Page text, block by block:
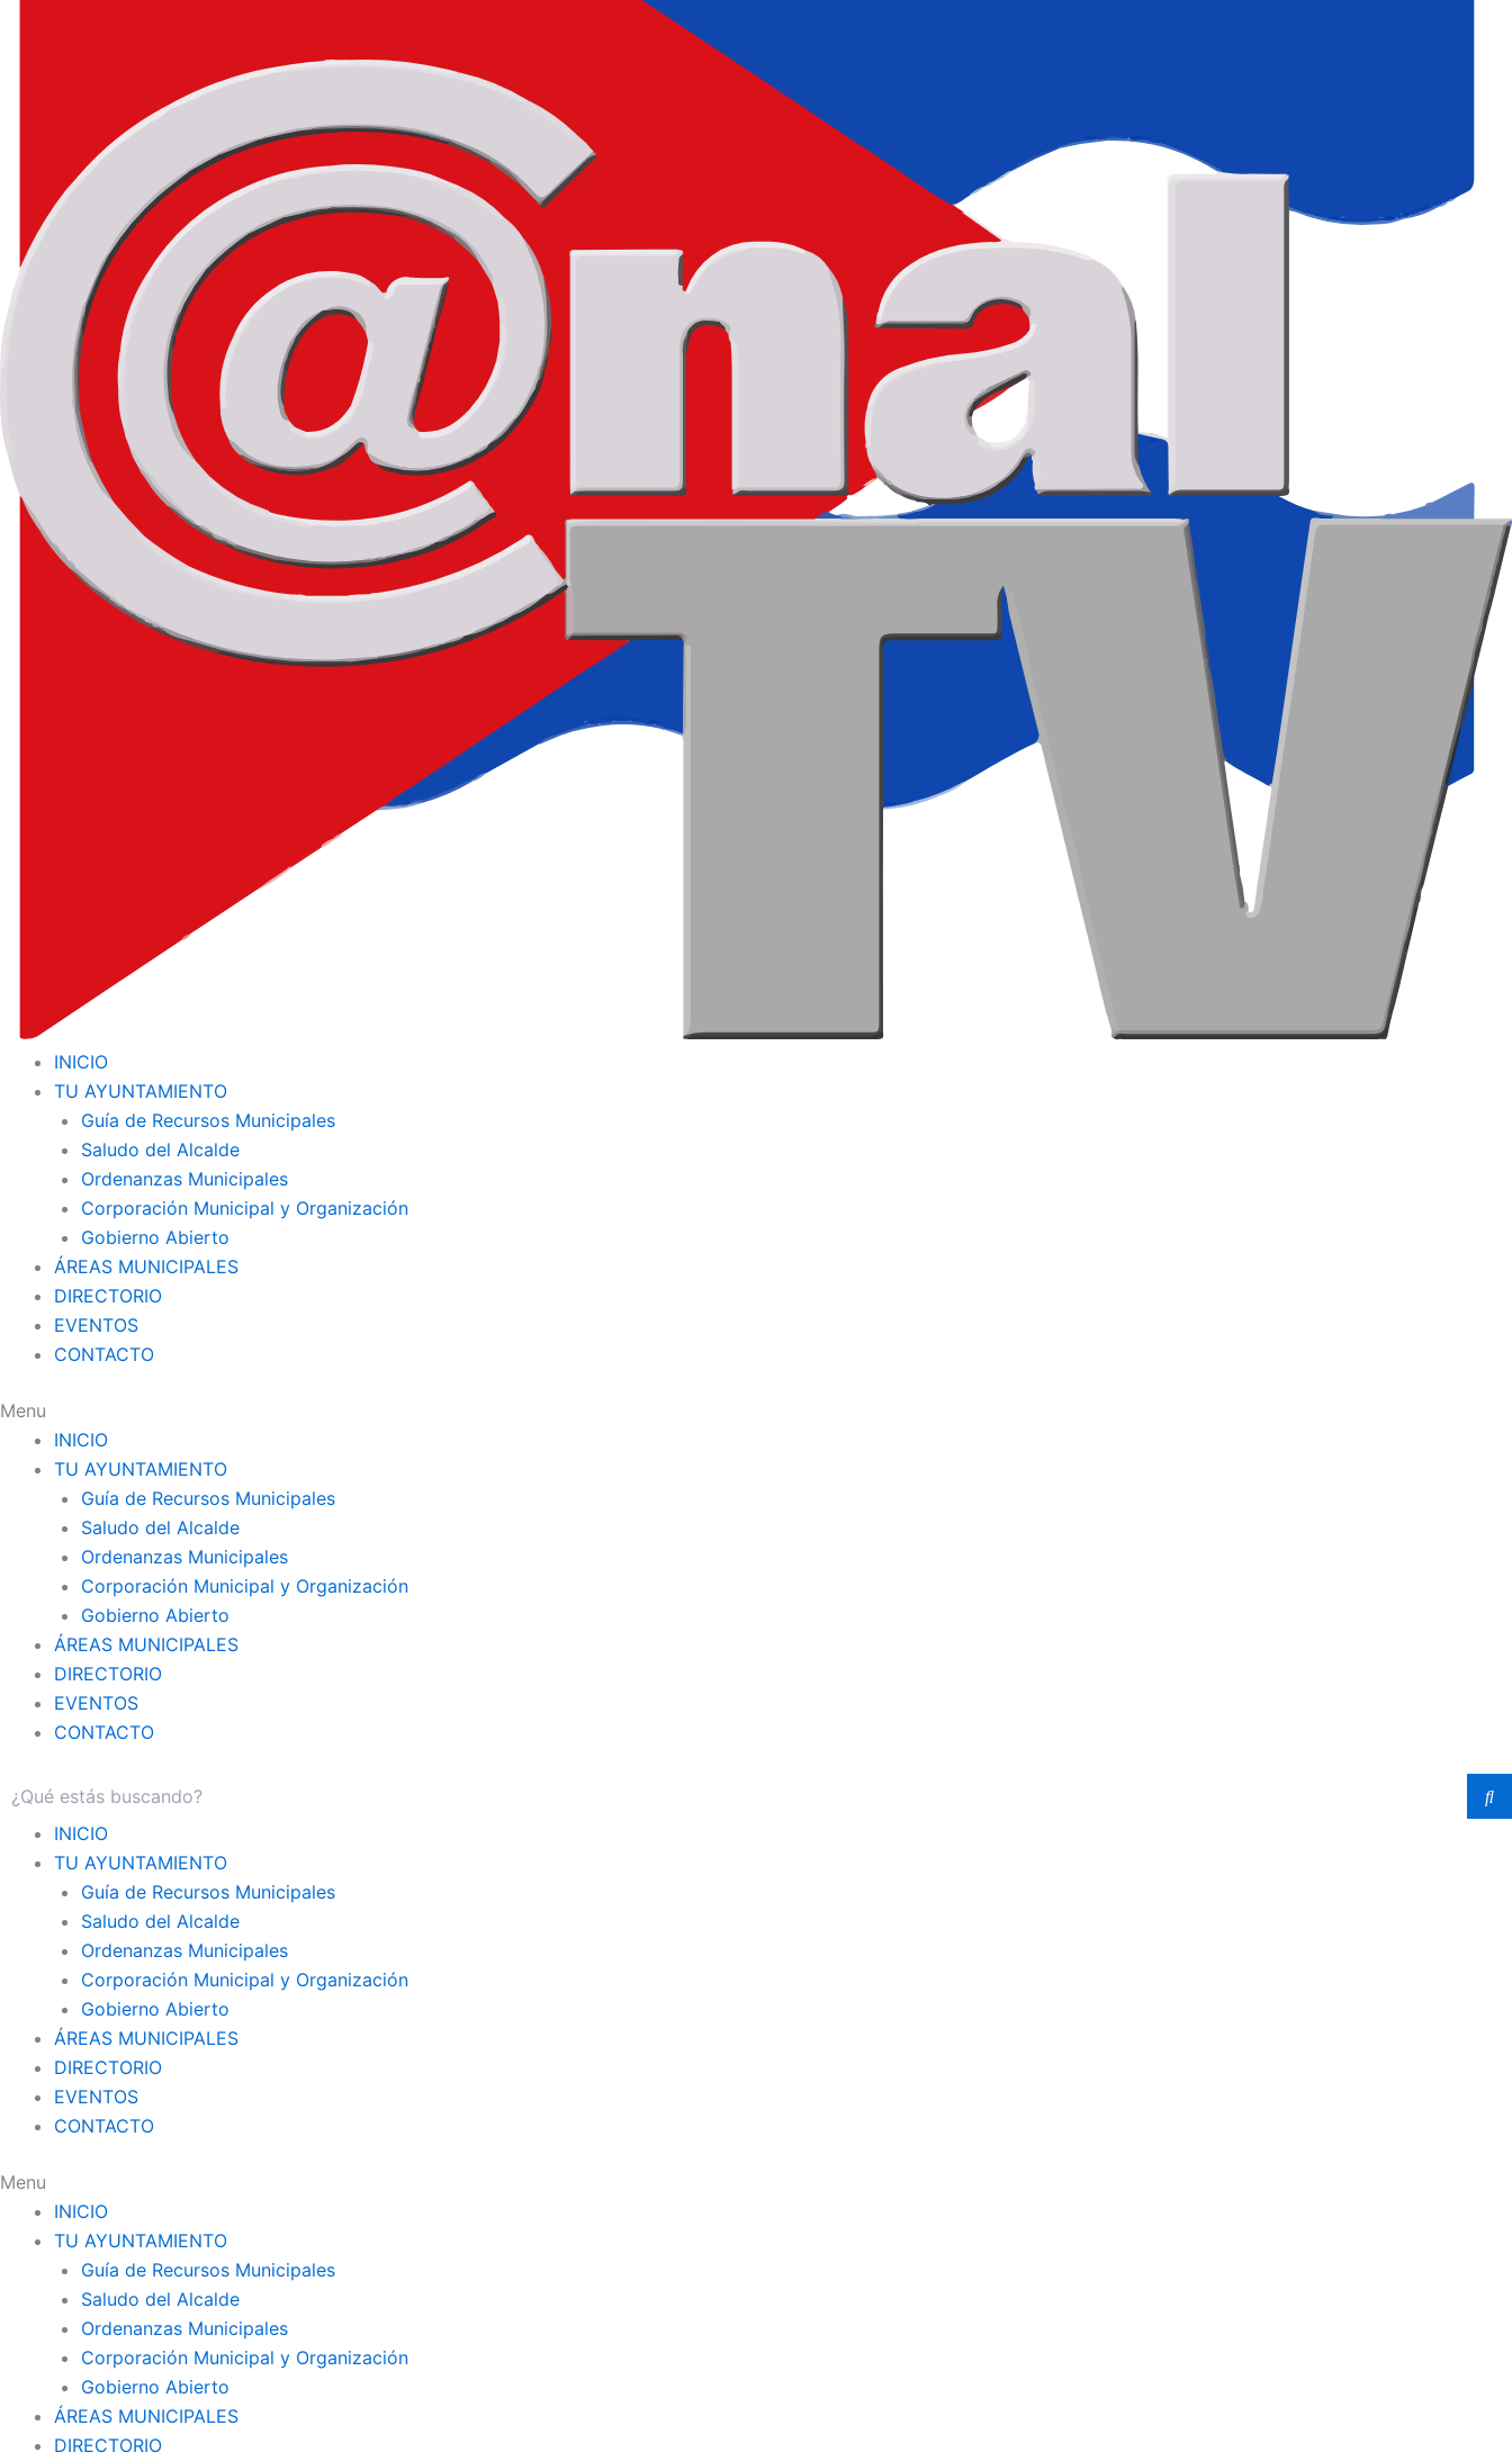
INICIO
TU AYUNTAMIENTO
Guía de Recursos Municipales
Saludo del Alcalde
Ordenanzas Municipales
Corporación Municipal y Organización
Gobierno Abierto
ÁREAS MUNICIPALES
DIRECTORIO
EVENTOS
CONTACTO
Menu
INICIO
TU AYUNTAMIENTO
Guía de Recursos Municipales
Saludo del Alcalde
Ordenanzas Municipales
Corporación Municipal y Organización
Gobierno Abierto
ÁREAS MUNICIPALES
DIRECTORIO
EVENTOS
CONTACTO
INICIO
TU AYUNTAMIENTO
Guía de Recursos Municipales
Saludo del Alcalde
Ordenanzas Municipales
Corporación Municipal y Organización
Gobierno Abierto
ÁREAS MUNICIPALES
DIRECTORIO
EVENTOS
CONTACTO
Menu
INICIO
TU AYUNTAMIENTO
Guía de Recursos Municipales
Saludo del Alcalde
Ordenanzas Municipales
Corporación Municipal y Organización
Gobierno Abierto
ÁREAS MUNICIPALES
DIRECTORIO